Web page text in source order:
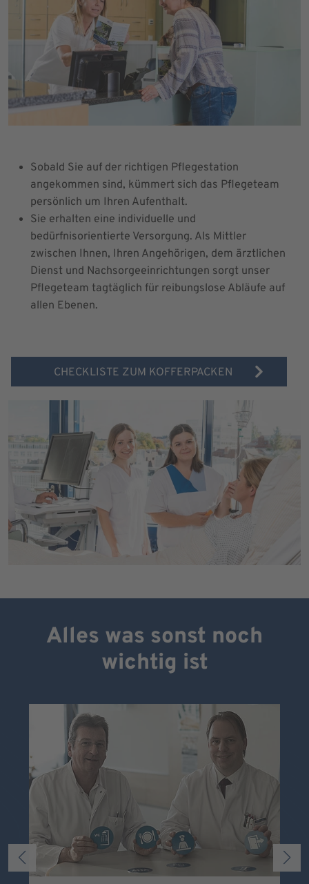
Sobald Sie auf der richtigen Pflegestation
angekommen sind, kümmert sich das Pflegeteam
persönlich um Ihren Aufenthalt.
Sie erhalten eine individuelle und
bedürfnisorientierte Versorgung. Als Mittler
zwischen Ihnen, Ihren Angehörigen, dem ärztlichen
Dienst und Nachsorgeeinrichtungen sorgt unser
Pflegeteam tagtäglich für reibungslose Abläufe auf
allen Ebenen.
CHECKLISTE ZUM KOFFERPACKEN
Alles was sonst noch
wichtig ist